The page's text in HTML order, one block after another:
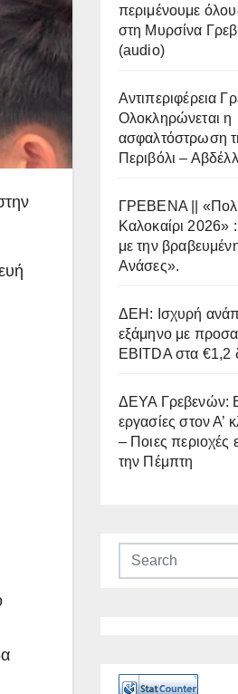
περιμένουμε
στη Μυρσίνα
(audio)
Αντιπεριφέρεια
Ολοκληρώνεται η
ασφαλτόστρωση
Περιβόλι –
ΓΡΕΒΕΝΑ ||
Καλοκαίρι 2026»
με την
Ανάσες».
ΔΕΗ: Ισχυρή
εξάμηνο με
EBITDA στα €1,2
ΔΕΥΑ Γρεβενών:
εργασίες στον Α’
– Ποιες περιοχές
την Πέμπτη